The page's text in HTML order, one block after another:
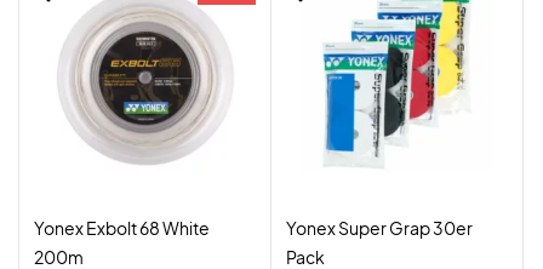
Yonex Exbolt 68 White
200m
Yonex Super Grap 30er
Pack